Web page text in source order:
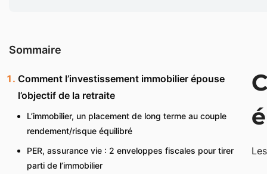
Sommaire
Comment l’investissement immobilier épouse
l’objectif de la retraite
L’immobilier, un placement de long terme au couple
rendement/risque équilibré
PER, assurance vie : 2 enveloppes fiscales pour tirer
parti de l’immobilier